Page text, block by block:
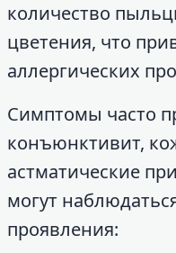
количество
цветения, что
аллергических
Симптомы часто
конъюнктивит,
астматические
могут
проявления: